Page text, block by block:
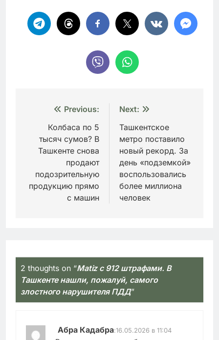
Навигация
записям
Previous:
Колбаса по 5
тысяч сумов? В
Ташкенте снова
продают
подозрительную
продукцию прямо
с машин
Next:
Ташкентское
метро поставило
новый рекорд. За
день «подземкой»
воспользовались
более миллиона
человек
2 thoughts on “Matiz с 912 штрафами. В
Ташкенте нашли, пожалуй, самого
злостного нарушителя ПДД”
Абра Кадабра:16.05.2026 в 11:04